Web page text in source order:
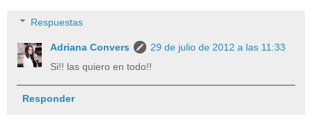
Respuestas
Adriana Convers
29 de julio de 2012 a las 11:33
Si!! las quiero en todo!!
Responder